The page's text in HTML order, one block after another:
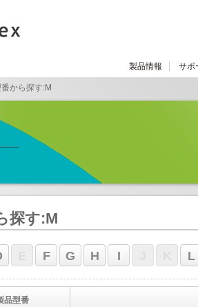
製品情報 サポ
から探す:M
探す:M
F G H I L
品型番